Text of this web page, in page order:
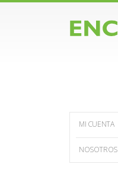
MI CUENTA
NOSOTROS